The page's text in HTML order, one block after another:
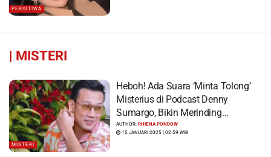
PERISTIWA
MISTERI
MISTERI
Heboh! Ada Suara ‘Minta Tolong’
Misterius di Podcast Denny
Sumargo, Bikin Merinding…
AUTHOR:RHIENA PONDOW
15 JANUARI 2025 | 02:59 WIB